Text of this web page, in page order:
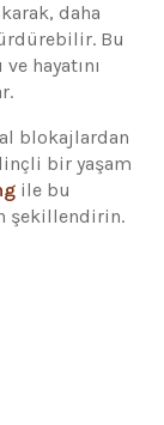
daha
Bu
hayatını
blokajlardan
bir yaşam
ile bu
şekillendirin.